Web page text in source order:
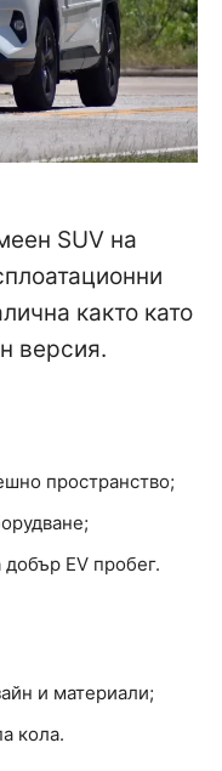
SUV на
както като
версия.
пространство;
EV пробег.
и материали;
кола.